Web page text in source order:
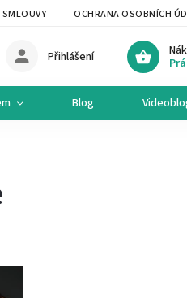
OCHRANA OSOBNÍCH
Přihlášení
Blog